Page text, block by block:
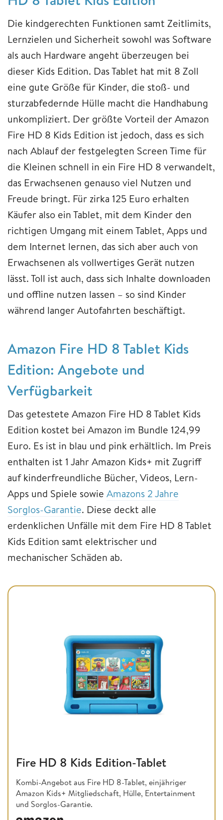
Die kindgerechten Funktionen samt Zeitlimits,
Lernzielen und Sicherheit sowohl was Software
als auch Hardware angeht überzeugen bei
dieser Kids Edition. Das Tablet hat mit 8 Zoll
eine gute Größe für Kinder, die stoß- und
sturzabfedernde Hülle macht die Handhabung
unkompliziert. Der größte Vorteil der Amazon
Fire HD 8 Kids Edition ist jedoch, dass es sich
nach Ablauf der festgelegten Screen Time für
die Kleinen schnell in ein Fire HD 8 verwandelt,
das Erwachsenen genauso viel Nutzen und
Freude bringt. Für zirka 125 Euro erhalten
Käufer also ein Tablet, mit dem Kinder den
richtigen Umgang mit einem Tablet, Apps und
dem Internet lernen, das sich aber auch von
Erwachsenen als vollwertiges Gerät nutzen
lässt. Toll ist auch, dass sich Inhalte downloaden
und offline nutzen lassen – so sind Kinder
während langer Autofahrten beschäftigt.
Amazon Fire HD 8 Tablet Kids
Edition: Angebote und
Verfügbarkeit
Das getestete Amazon Fire HD 8 Tablet Kids
Edition kostet bei Amazon im Bundle 124,99
Euro. Es ist in blau und pink erhältlich. Im Preis
enthalten ist 1 Jahr Amazon Kids+ mit Zugriff
auf kinderfreundliche Bücher, Videos, Lern-
Apps und Spiele sowie Amazons 2 Jahre
Sorglos-Garantie. Diese deckt alle
erdenklichen Unfälle mit dem Fire HD 8 Tablet
Kids Edition samt elektrischer und
mechanischer Schäden ab.
Fire HD 8 Kids Edition-Tablet
Kombi-Angebot aus Fire HD 8-Tablet, einjähriger
Amazon Kids+ Mitgliedschaft, Hülle, Entertainment
und Sorglos-Garantie.